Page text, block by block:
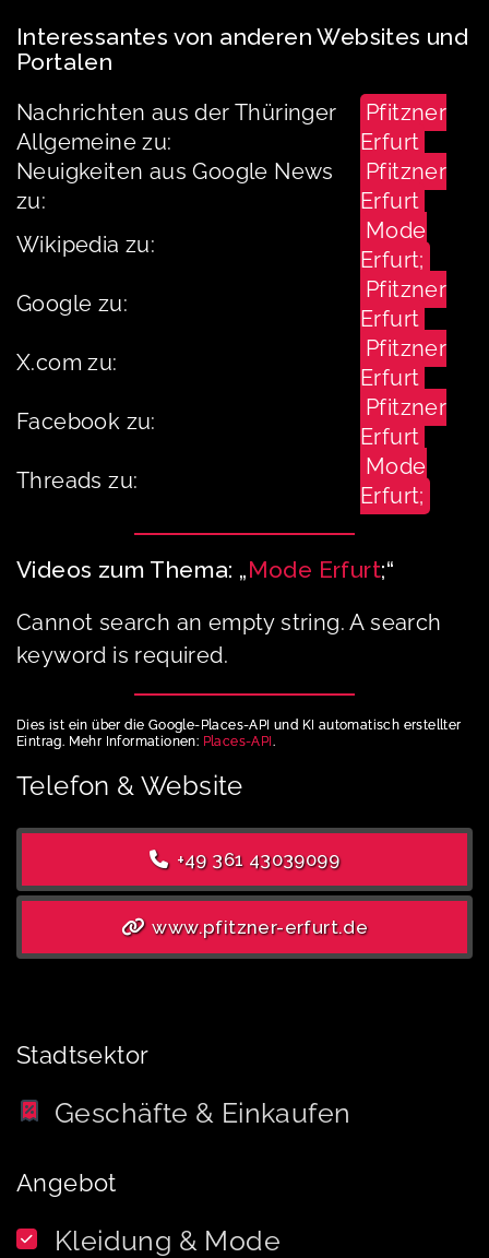
Interessantes von anderen Websites und
Portalen
Nachrichten aus der Thüringer
Allgemeine zu:
Pfitzner
Erfurt
Neuigkeiten aus Google News
zu:
Pfitzner
Erfurt
Wikipedia zu:
Mode
Erfurt;
Google zu:
Pfitzner
Erfurt
X.com zu:
Pfitzner
Erfurt
Facebook zu:
Pfitzner
Erfurt
Threads zu:
Mode
Erfurt;
Videos zum Thema: „Mode Erfurt;“
Cannot search an empty string. A search
keyword is required.
Dies ist ein über die Google-Places-API und KI automatisch erstellter
Eintrag. Mehr Informationen: Places-API .
Telefon & Website
+49 361 43039099
www.pfitzner-erfurt.de
Stadtsektor
Geschäfte & Einkaufen
Angebot
Kleidung & Mode